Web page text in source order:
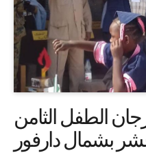
الطفل الثامن
بشمال دارفور